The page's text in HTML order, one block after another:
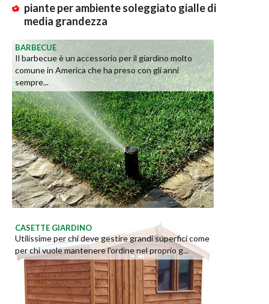
piante per ambiente soleggiato gialle di
media grandezza
BARBECUE
Il barbecue è un accessorio per il giardino molto
comune in America che ha preso con gli anni
sempre...
CASETTE GIARDINO
Utilissime per chi deve gestire grandi superfici come
per chi vuole mantenere l'ordine nel proprio g...